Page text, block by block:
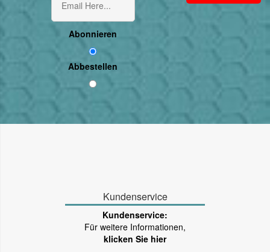
Abonnieren
Abbestellen
Kundenservice
Kundenservice:
Für weitere Informationen,
klicken Sie hier